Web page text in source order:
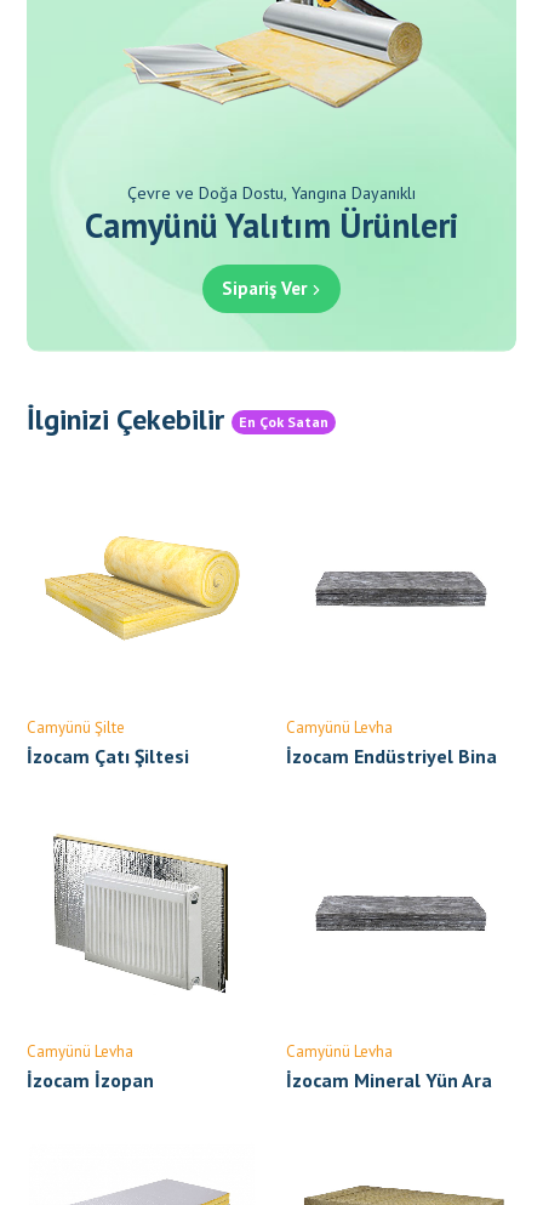
Çevre ve Doğa Dostu, Yangına Dayanıklı
Camyünü Yalıtım Ürünleri
Sipariş Ver
İlginizi Çekebilir En Çok Satan
Camyünü Şilte
İzocam Çatı Şiltesi
Camyünü Levha
İzocam Endüstriyel Bina
Camyünü Levha
İzocam İzopan
Camyünü Levha
İzocam Mineral Yün Ara